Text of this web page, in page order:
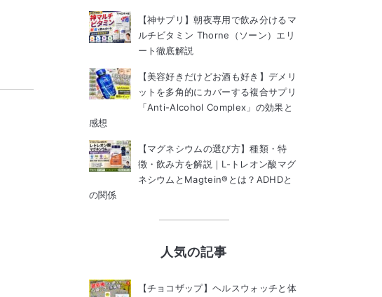
【神サプリ】朝夜専用で飲み分けるマ
ルチビタミン Thorne（ソーン）エリ
ート徹底解説
【美容好きだけどお酒も好き】デメリ
ットを多角的にカバーする複合サプリ
「Anti-Alcohol Complex」の効果と
感想
【マグネシウムの選び方】種類・特
徴・飲み方を解説｜L-トレオン酸マグ
ネシウムとMagtein®とは？ADHDと
の関係
人気の記事
【チョコザップ】ヘルスウォッチと体